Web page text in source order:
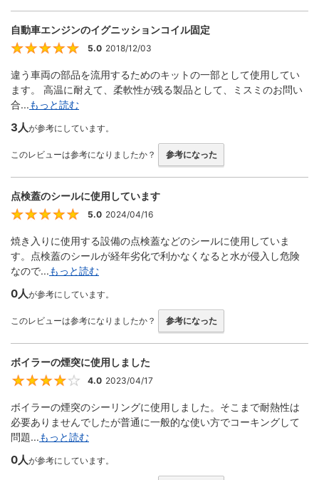
自動車エンジンのイグニッションコイル固定
5
5.0 2018/12/03
違う車両の部品を流用するためのキットの一部として使用してい
ます。 高温に耐えて、柔軟性が残る製品として、ミスミのお問い
合...もっと読む
3人が参考にしています。
このレビューは参考になりましたか？ 参考になった
点検蓋のシールに使用しています
5
5.0 2024/04/16
焼き入りに使用する設備の点検蓋などのシールに使用していま
す。点検蓋のシールが経年劣化で利かなくなると水が侵入し危険
なので...もっと読む
0人が参考にしています。
このレビューは参考になりましたか？ 参考になった
ボイラーの煙突に使用しました
4
4.0 2023/04/17
ボイラーの煙突のシーリングに使用しました。そこまで耐熱性は
必要ありませんでしたが普通に一般的な使い方でコーキングして
問題...もっと読む
0人が参考にしています。